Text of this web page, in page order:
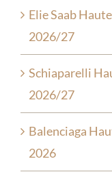
Elie Saab
2026/27
Schiaparelli
2026/27
Balenciaga
2026